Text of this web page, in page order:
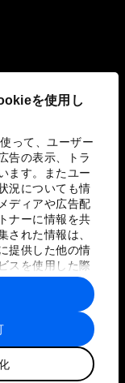
を使用し
って、ユーザー
告の表示、トラ
ます。またユー
況についても情
ディアや広告配
ナーに情報を共
された情報は、
提供した他の情
スを使用した際
わされ、各パー
ことがありま
規約
ム